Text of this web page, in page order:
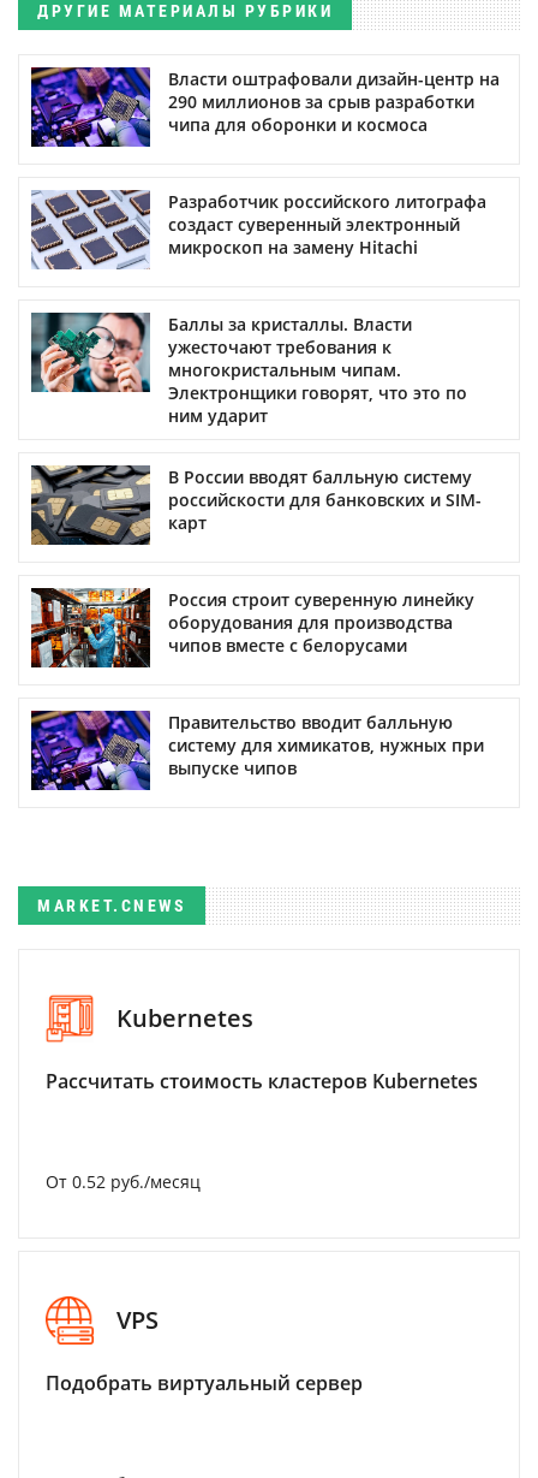
ДРУГИЕ МАТЕРИАЛЫ РУБРИКИ
Власти оштрафовали дизайн-центр на
290 миллионов за срыв разработки
чипа для оборонки и космоса
Разработчик российского литографа
создаст суверенный электронный
микроскоп на замену Hitachi
Баллы за кристаллы. Власти
ужесточают требования к
многокристальным чипам.
Электронщики говорят, что это по
ним ударит
В России вводят балльную систему
российскости для банковских и SIM-
карт
Россия строит суверенную линейку
оборудования для производства
чипов вместе с белорусами
Правительство вводит балльную
систему для химикатов, нужных при
выпуске чипов
MARKET.CNEWS
Kubernetes
Рассчитать стоимость кластеров Kubernetes
От 0.52 руб./месяц
VPS
Подобрать виртуальный сервер